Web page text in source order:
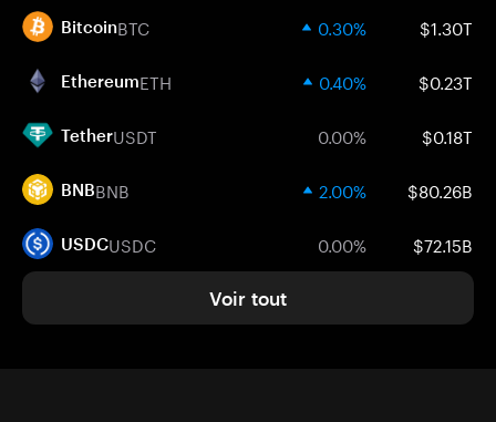
BitcoinBTC 0.30% $1.30T
EthereumETH 0.40% $0.23T
TetherUSDT 0.00% $0.18T
BNBBNB 2.00% $80.26B
USDCUSDC 0.00% $72.15B
Voir tout